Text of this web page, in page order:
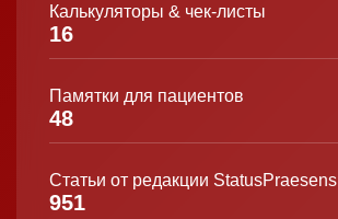
Калькуляторы & чек-листы
16
Памятки для пациентов
48
Статьи от редакции StatusPraesens
951